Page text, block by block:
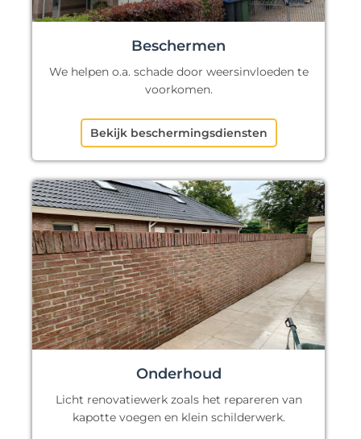
Beschermen
We helpen o.a. schade door weersinvloeden te
voorkomen.
Bekijk beschermingsdiensten
Onderhoud
Licht renovatiewerk zoals het repareren van
kapotte voegen en klein schilderwerk.